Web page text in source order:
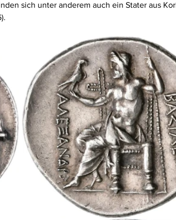
sich unter anderem auch ein Stater aus